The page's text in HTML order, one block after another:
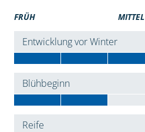
FRÜH MITTEL
Entwicklung vor Winter
Blühbeginn
Reife